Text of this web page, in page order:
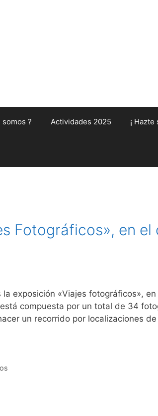
somos ? Actividades 2025 ¡ Hazte
Fotográficos», en
exposición «Viajes fotográficos»,
compuesta por un total de 34
un recorrido por localizaciones